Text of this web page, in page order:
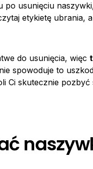
po usunięciu
etykietę ubrania,
do usunięcia, więc
spowoduje to
Ci skutecznie pozbyć